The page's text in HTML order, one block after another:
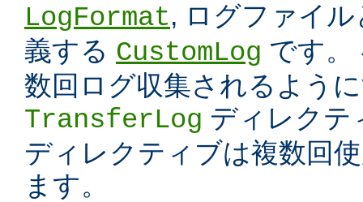
LogFormat, ログファイ
義する CustomLog です。
数回ログ収集されるよう
TransferLog ディレク
ディレクティブは複数回
ます。